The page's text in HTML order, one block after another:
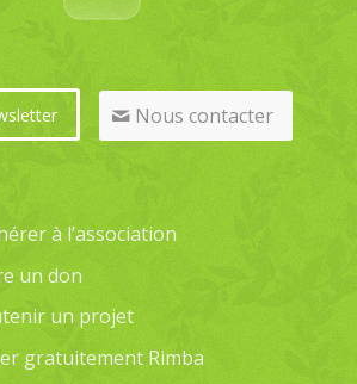
Nous contacter
à l’association
un don
un projet
gratuitement Rimba